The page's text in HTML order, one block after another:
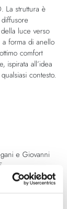
La struttura è
luce verso
a forma di anello
comfort
ispirata all’idea
contesto.
e Giovanni